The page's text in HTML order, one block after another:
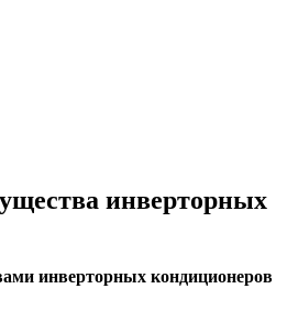
инверторных
инверторных кондиционеров